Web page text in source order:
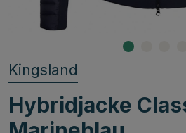
Kingsland
Hybridjacke